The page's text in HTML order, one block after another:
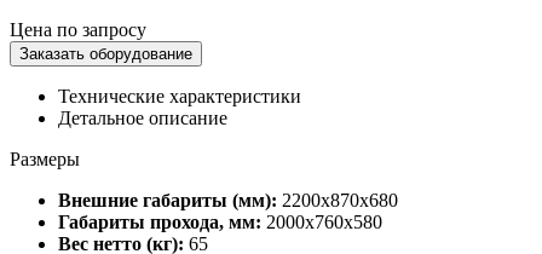
Цена по запросу
Заказать оборудование
Технические характеристики
Детальное описание
Размеры
Внешние габариты (мм): 2200х870х680
Габариты прохода, мм: 2000х760х580
Вес нетто (кг): 65